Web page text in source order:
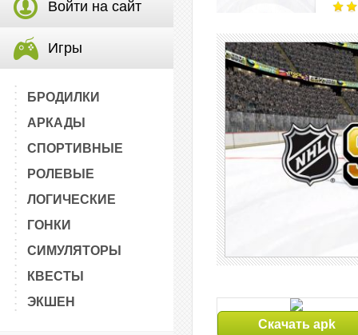
Войти на сайт
Игры
БРОДИЛКИ
АРКАДЫ
СПОРТИВНЫЕ
РОЛЕВЫЕ
ЛОГИЧЕСКИЕ
ГОНКИ
СИМУЛЯТОРЫ
КВЕСТЫ
ЭКШЕН
Скачать apk